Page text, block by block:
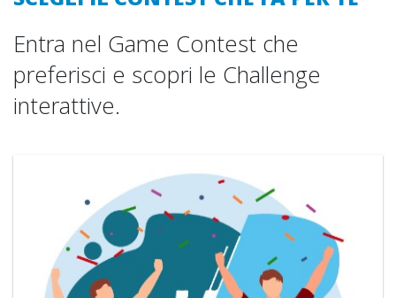
Entra nel Game Contest che
preferisci e scopri le Challenge
interattive.